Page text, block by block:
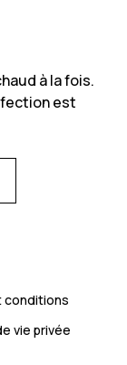
à la fois.
est
conditions
vie privée